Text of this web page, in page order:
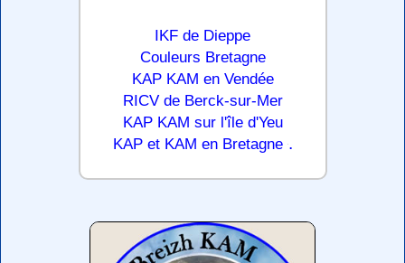
IKF de Dieppe
Couleurs Bretagne
KAP KAM en Vendée
RICV de Berck-sur-Mer
KAP KAM sur l'île d'Yeu
KAP et KAM en Bretagne .